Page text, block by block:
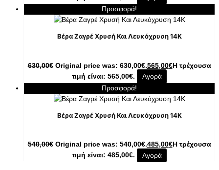
Προσφορά!
Βέρα Ζαγρέ Χρυσή Και Λευκόχρυση 14Κ
630,00€ Original price was: 630,00€.565,00€Η τρέχουσα
τιμή είναι: 565,00€.
Αγορά
Προσφορά!
Βέρα Ζαγρέ Χρυσή Και Λευκόχρυση 14Κ
540,00€ Original price was: 540,00€.485,00€Η τρέχουσα
τιμή είναι: 485,00€.
Αγορά